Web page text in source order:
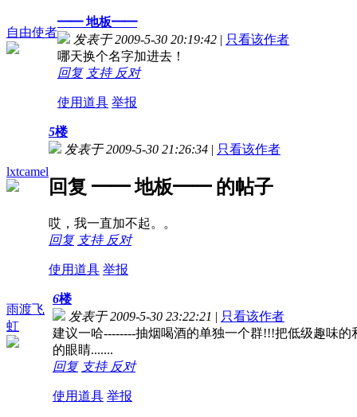
自由使者
━━ 地板━━
发表于 2009-5-30 20:19:42 | 只看该作者
哪天换个名字加进去！
回复 支持 反对
使用道具 举报
lxtcamel
5楼
发表于 2009-5-30 21:26:34 | 只看该作者
回复 ━━ 地板━━ 的帖子
哎，我一直加不起。。
回复 支持 反对
使用道具 举报
雨渡飞
虹
6楼
发表于 2009-5-30 23:22:21 | 只看该作者
建议一哈--------抽烟喝酒的单独一个群!!!把低级趣味
的眼睛.......
回复 支持 反对
使用道具 举报